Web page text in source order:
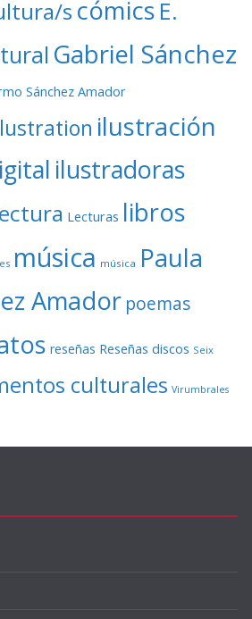
s cómics E.
Gabriel Sánchez
Sánchez Amador
ilustración
ilustradoras
Lecturas libros
música música Paula
Amador poemas
reseñas Reseñas discos Seix
culturales Virumbrales